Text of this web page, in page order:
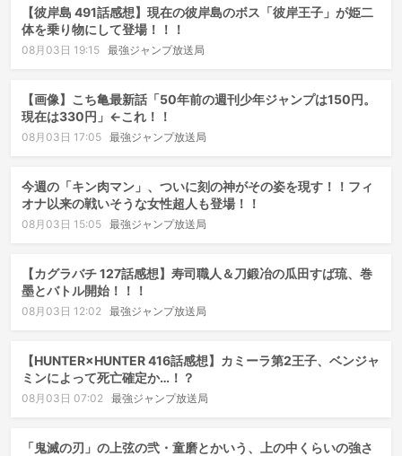
【彼岸島 491話感想】現在の彼岸島のボス「彼岸王子」が姫二
体を乗り物にして登場！！！
08月03日 19:15 最強ジャンプ放送局
【画像】こち亀最新話「50年前の週刊少年ジャンプは150円。
現在は330円」←これ！！
08月03日 17:05 最強ジャンプ放送局
今週の「キン肉マン」、ついに刻の神がその姿を現す！！フィ
オナ以来の戦いそうな女性超人も登場！！
08月03日 15:05 最強ジャンプ放送局
【カグラバチ 127話感想】寿司職人＆刀鍛冶の瓜田すば琉、巻
墨とバトル開始！！！
08月03日 12:02 最強ジャンプ放送局
【HUNTER×HUNTER 416話感想】カミーラ第2王子、ベンジャ
ミンによって死亡確定か…！？
08月03日 07:02 最強ジャンプ放送局
「鬼滅の刃」の上弦の弐・童磨とかいう、上の中くらいの強さ